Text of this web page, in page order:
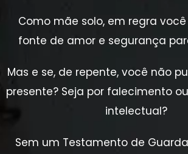
Como mãe solo, em regra
fonte de amor e segurança
Mas e se, de repente, você não
presente? Seja por falecimento
intelectual?
Sem um Testamento de